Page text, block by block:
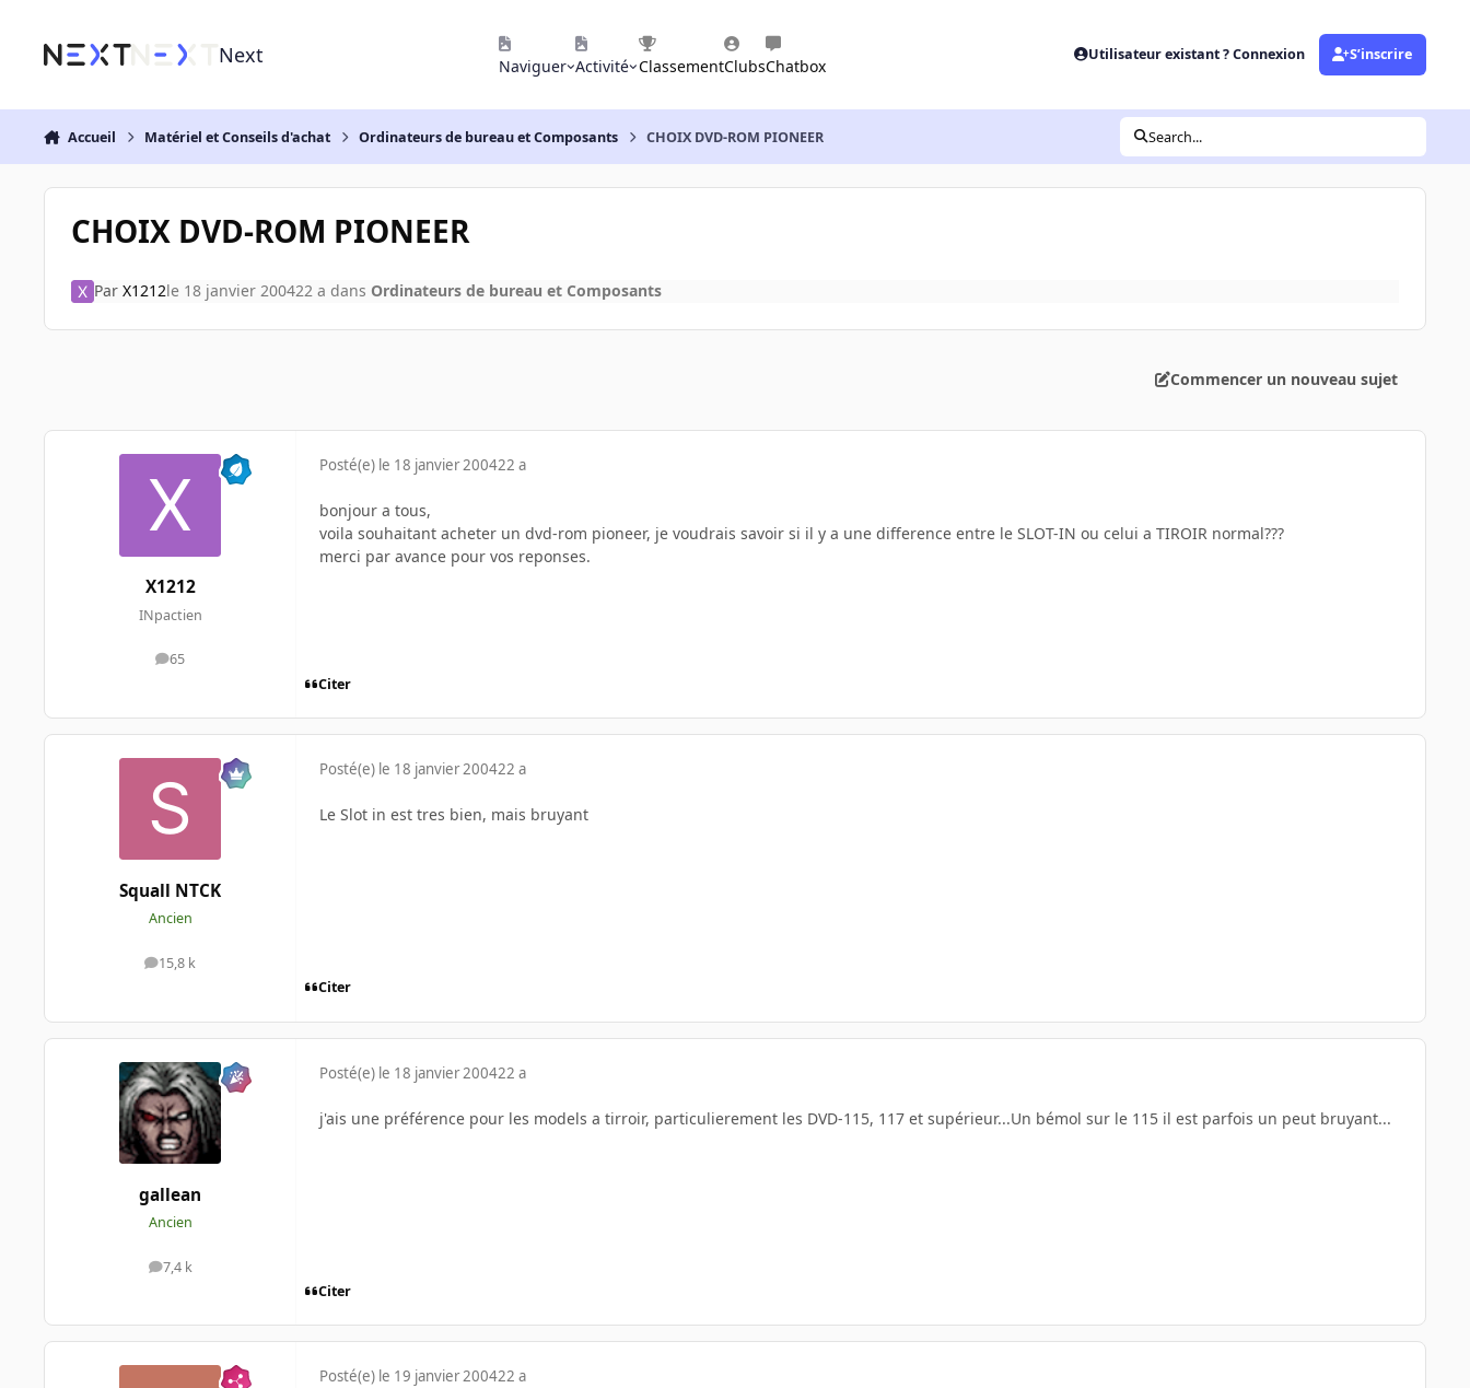
Next Naviguer Activité ClassementClubsChatbox
Utilisateur existant ? Connexion S’inscrire
Accueil Matériel et Conseils d'achat Ordinateurs de bureau et Composants CHOIX DVD-ROM PIONEER Search...
CHOIX DVD-ROM PIONEER
Par X1212le 18 janvier 200422 a dans Ordinateurs de bureau et Composants
Commencer un nouveau sujet
X1212
INpactien
65
messages
Posté(e) le 18 janvier 200422 a
bonjour a tous,
voila souhaitant acheter un dvd-rom pioneer, je voudrais savoir si il y a une difference entre le SLOT-IN ou celui a TIROIR normal???
merci par avance pour vos reponses.
Citer
Squall NTCK
Ancien
15,8 k
messages
Posté(e) le 18 janvier 200422 a
Le Slot in est tres bien, mais bruyant
Citer
gallean
Ancien
7,4 k
messages
Posté(e) le 18 janvier 200422 a
j'ais une préférence pour les models a tirroir, particulierement les DVD-115, 117 et supérieur...Un bémol sur le 115 il est parfois un peut bruyant...
Citer
Posté(e) le 19 janvier 200422 a